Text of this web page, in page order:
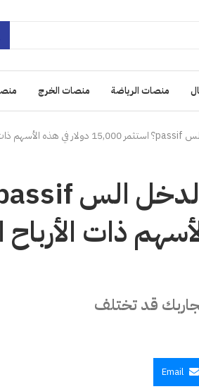
منصات الرياضة منصات الخرج
في هذه الأسهم ذات
قد تختلف
Email